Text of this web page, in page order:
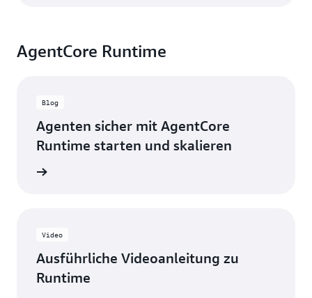
AgentCore Runtime
Blog
Agenten sicher mit AgentCore
Runtime starten und skalieren
Video
Ausführliche Videoanleitung zu
Runtime